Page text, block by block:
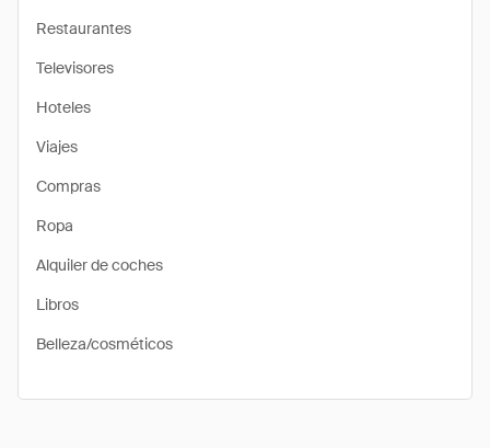
Restaurantes
Televisores
Hoteles
Viajes
Compras
Ropa
Alquiler de coches
Libros
Belleza/cosméticos